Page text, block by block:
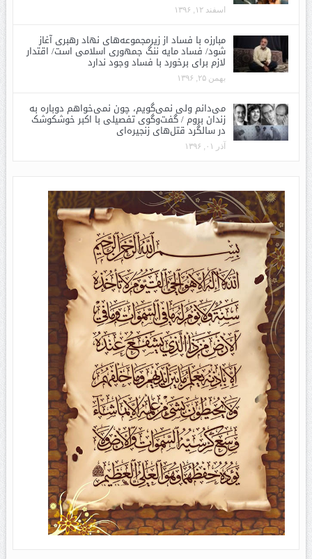
اسفند ۱۲, ۱۳۹۶
مبارزه با فساد از زیرمجموعه‌های نهاد رهبری آغاز
شود/ فساد مایه ننگ جمهوری اسلامی است/ اقتدار
لازم برای برخورد با فساد وجود ندارد
بهمن ۲۵, ۱۳۹۶
می‌دانم ولی نمی‌گویم، چون نمی‌خواهم دوباره به
زندان بروم / گفت‌وگوی تفصیلی با اکبر خوشکوشک
در سالگرد قتل‌های زنجیره‌ای
آذر ۰۱, ۱۳۹۶